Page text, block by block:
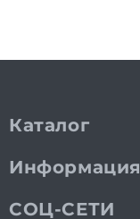
Каталог
Информация
СОЦ-СЕТИ